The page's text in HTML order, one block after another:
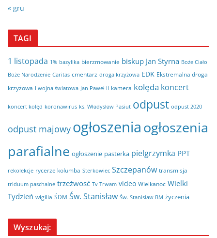
« gru
TAGI
1 listopada 1% bazylika bierzmowanie biskup Jan Styrna Boże Ciało
Boże Narodzenie Caritas cmentarz droga krzyżowa EDK Ekstremalna droga
krzyżowa I wojna światowa Jan Paweł II kamera kolęda koncert
koncert kolęd koronawirus ks. Władysław Pasiut odpust odpust 2020
odpust majowy ogłoszeniaogłoszenia
parafialne ogłoszenie pasterka pielgrzymka PPT
rekolekcje rycerze kolumba Sterkowiec Szczepanów transmisja
triduum paschalne trzeźwosć Tv Trwam video Wielkanoc Wielki
Tydzień wigilia ŚDM Św. Stanisław Św. Stanisław BM życzenia
Wyszukaj: